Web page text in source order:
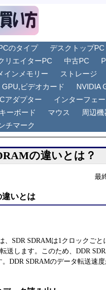
のタイプ デスクトップPC
リエイターPC 中古PC
インメモリー ストレージ
GPU,ビデオカード NVIDIA
アダプター インターフェ
キーボード マウス 周辺機
チマーク
の違いとは？
最
違いとは
、SDR SDRAMは1クロックごと
送します。このため、DDR
DDR SDRAMのデータ転送速度